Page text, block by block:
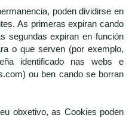
poden dividirse en
As primeras expiran cando
segundas expiran en función
o que serven (por exemplo,
identificado nas webs e
ou ben cando se borran
obxetivo, as Cookies poden